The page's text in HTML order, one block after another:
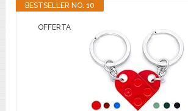
OFFERTA
BESTSELLER NO. 10